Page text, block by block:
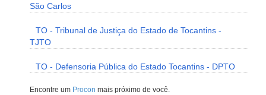
São Carlos
TO - Tribunal de Justiça do Estado de Tocantins -
TJTO
TO - Defensoria Pública do Estado Tocantins - DPTO
Encontre um Procon mais próximo de você.